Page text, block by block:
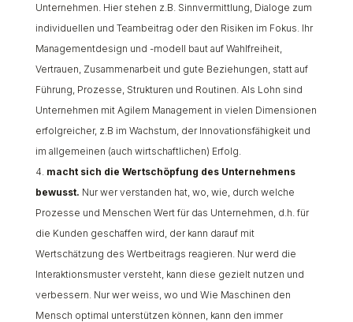
Unternehmen. Hier stehen z.B. Sinnvermittlung, Dialoge zum
individuellen und Teambeitrag oder den Risiken im Fokus. Ihr
Managementdesign und -modell baut auf Wahlfreiheit,
Vertrauen, Zusammenarbeit und gute Beziehungen, statt auf
Führung, Prozesse, Strukturen und Routinen. Als Lohn sind
Unternehmen mit Agilem Management in vielen Dimensionen
erfolgreicher, z.B im Wachstum, der Innovationsfähigkeit und
im allgemeinen (auch wirtschaftlichen) Erfolg.
macht sich die Wertschöpfung des Unternehmens
bewusst. Nur wer verstanden hat, wo, wie, durch welche
Prozesse und Menschen Wert für das Unternehmen, d.h. für
die Kunden geschaffen wird, der kann darauf mit
Wertschätzung des Wertbeitrags reagieren. Nur werd die
Interaktionsmuster versteht, kann diese gezielt nutzen und
verbessern. Nur wer weiss, wo und Wie Maschinen den
Mensch optimal unterstützen können, kann den immer